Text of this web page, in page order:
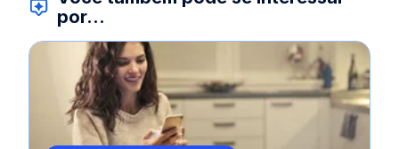
por...